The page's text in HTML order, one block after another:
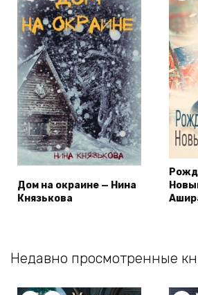
Дом на окраине — Нина
Князькова
Недавно просмотренные